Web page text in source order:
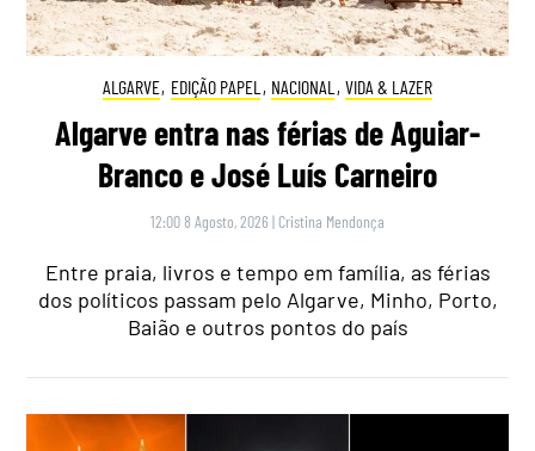
ALGARVE, EDIÇÃO PAPEL , NACIONAL , VIDA & LAZER
Algarve entra nas férias de Aguiar-
Branco e José Luís Carneiro
12:00 8 Agosto, 2026 | Cristina Mendonça
Entre praia, livros e tempo em família, as férias
dos políticos passam pelo Algarve, Minho, Porto,
Baião e outros pontos do país